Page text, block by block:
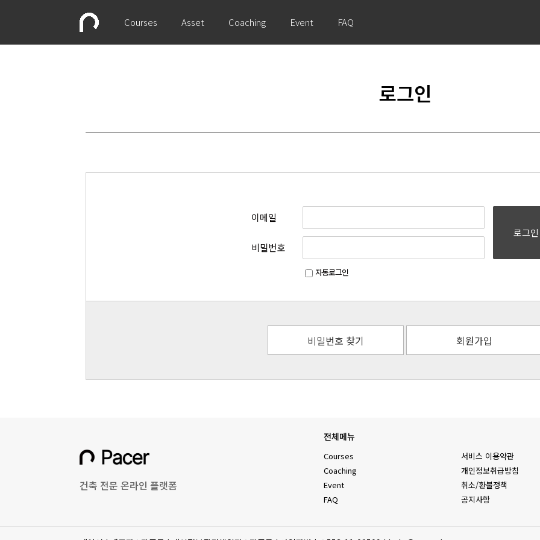
Courses Asset Coaching Event FAQ
로그인
이메일
비밀번호
자동로그인
로그인
비밀번호 찾기 회원가입
건축 전문 온라인 플랫폼
전체메뉴
Courses
Coaching
Event
FAQ
서비스 이용약관
개인정보취급방침
취소/환불정책
공지사항